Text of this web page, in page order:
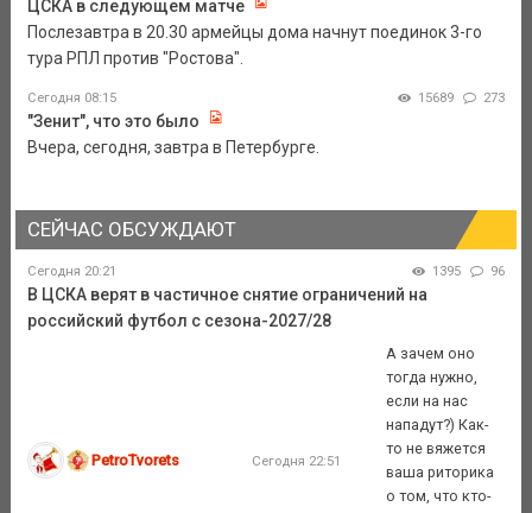
ЦСКА в следующем матче
Послезавтра в 20.30 армейцы дома начнут поединок 3-го
тура РПЛ против "Ростова".
Сегодня 08:15 15689 273
"Зенит", что это было
Вчера, сегодня, завтра в Петербурге.
СЕЙЧАС ОБСУЖДАЮТ
Сегодня 20:21 1395 96
В ЦСКА верят в частичное снятие ограничений на
российский футбол с сезона-2027/28
PetroTvorets Сегодня 22:51
А зачем оно
тогда нужно,
если на нас
нападут?) Как-
то не вяжется
ваша риторика
о том, что кто-